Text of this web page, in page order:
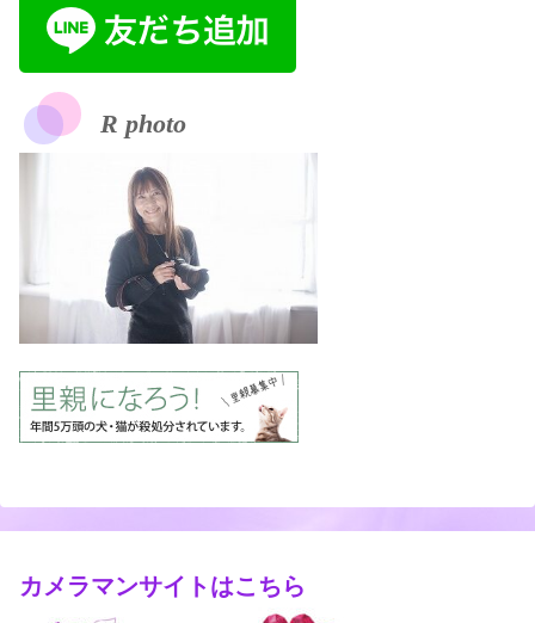
R photo
カメラマンサイトはこちら